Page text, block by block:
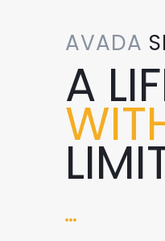
AVADA
A